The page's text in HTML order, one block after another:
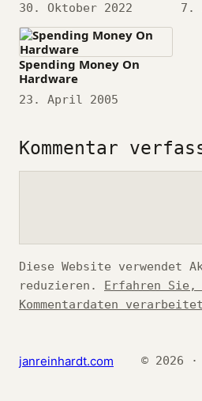
Datum
30. Oktober 2022 7.
Spending Money On
Hardware
Datum
23. April 2005
Kommentar
*
Diese Website verwendet
reduzieren. Erfahren
Kommentardaten
janreinhardt.com © 2026 ·